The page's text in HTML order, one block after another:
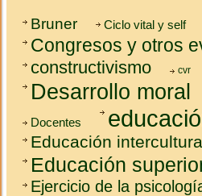
Bruner Ciclo vital y self
Congresos y otros
constructivismo cvr
Desarrollo moral
Docentes
Educación
Educación
Ejercicio de la